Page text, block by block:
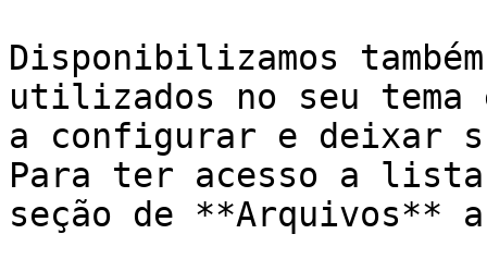
Disponibilizamos
utilizados no seu
a configurar e deixar
Para ter acesso a
seção de **Arquivos**